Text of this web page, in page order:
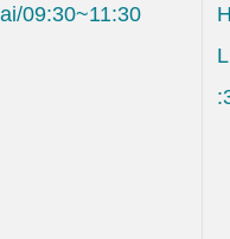
09:30~11:30